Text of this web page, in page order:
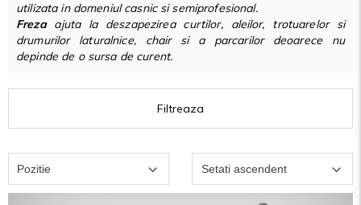
utilizata in domeniul casnic si semiprofesional.
Frezaajuta la deszapezirea curtilor, aleilor, trotuarelor si
drumurilor laturalnice, chair si a parcarilor deoarece nu
depinde de o sursa de curent.
Filtreaza